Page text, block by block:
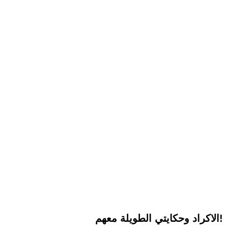
الاكراد وحكايتي الطويلة معهم!